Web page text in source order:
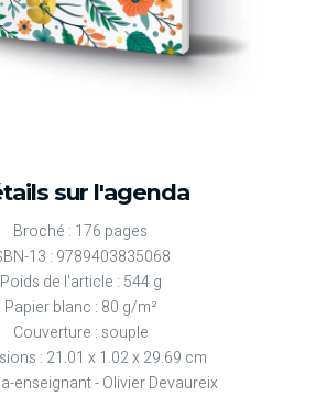
sur l'agenda
Broché : 176 pages
13 : 9789403835068
Poids de l'article : 544 g
Papier blanc : 80 g/m²
Couverture : souple
: 21.01 x 1.02 x 29.69 cm
enseignant - Olivier Devaureix